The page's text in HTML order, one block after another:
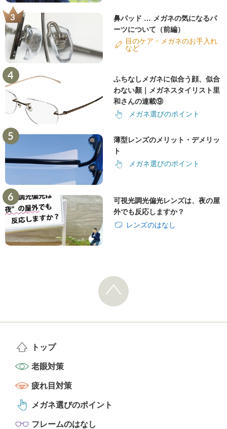
鼻パッド … メガネの気になるパ
ーツについて（前編）
目のケア・メガネのお手入れ
など
ふちなしメガネに似合う顔、似合
わない顏｜メガネスタイリスト里
和さんの連載⑨
メガネ選びのポイント
薄型レンズのメリット・デメリッ
ト
メガネ選びのポイント
可視光調光偏光レンズは、夜の屋
外でも反応しますか？
レンズのはなし
トップ
老眼対策
疲れ目対策
メガネ選びのポイント
フレームのはなし